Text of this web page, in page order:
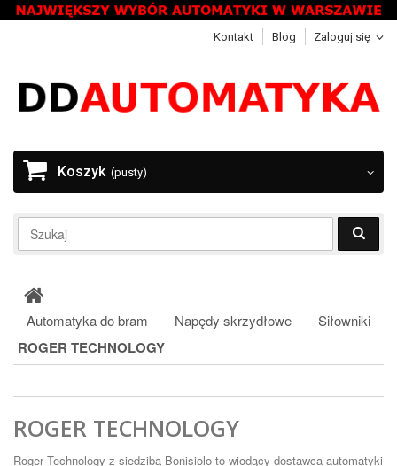
Zaloguj się
Kontakt Blog
Koszyk (pusty)
Automatyka do bram Napędy skrzydłowe Siłowniki
ROGER TECHNOLOGY
ROGER TECHNOLOGY
Roger Technology z siedzibą Bonisiolo to wiodący dostawca automatyki